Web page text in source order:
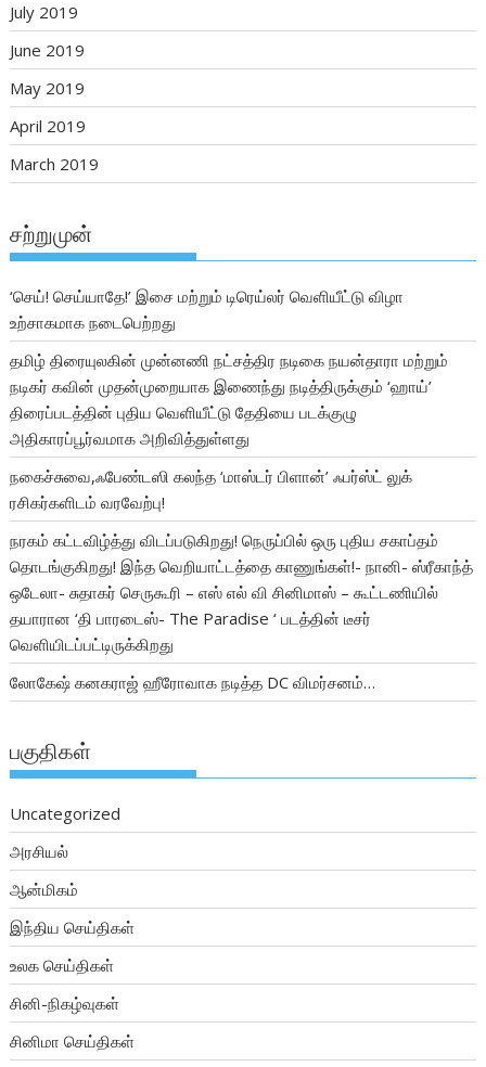
July 2019
June 2019
May 2019
April 2019
March 2019
சற்றுமுன்
‘செய்! செய்யாதே!’ இசை மற்றும் டிரெய்லர் வெளியீட்டு விழா
உற்சாகமாக நடைபெற்றது
தமிழ் திரையுலகின் முன்னணி நட்சத்திர நடிகை நயன்தாரா மற்றும்
நடிகர் கவின் முதன்முறையாக இணைந்து நடித்திருக்கும் ‘ஹாய்’
திரைப்படத்தின் புதிய வெளியீட்டு தேதியை படக்குழு
அதிகாரப்பூர்வமாக அறிவித்துள்ளது
நகைச்சுவை,ஃபேண்டஸி கலந்த ‘மாஸ்டர் பிளான்’ ஃபர்ஸ்ட் லுக்
ரசிகர்களிடம் வரவேற்பு!
நரகம் கட்டவிழ்த்து விடப்படுகிறது! நெருப்பில் ஒரு புதிய சகாப்தம்
தொடங்குகிறது! இந்த வெறியாட்டத்தை காணுங்கள்!- நானி- ஸ்ரீகாந்த்
ஒடேலா- சுதாகர் செருகூரி – எஸ் எல் வி சினிமாஸ் – கூட்டணியில்
தயாரான ‘தி பாரடைஸ்- The Paradise ‘ படத்தின் டீசர்
வெளியிடப்பட்டிருக்கிறது
லோகேஷ் கனகராஜ் ஹீரோவாக நடித்த DC விமர்சனம்…
பகுதிகள்
Uncategorized
அரசியல்
ஆன்மிகம்
இந்திய செய்திகள்
உலக செய்திகள்
சினி-நிகழ்வுகள்
சினிமா செய்திகள்